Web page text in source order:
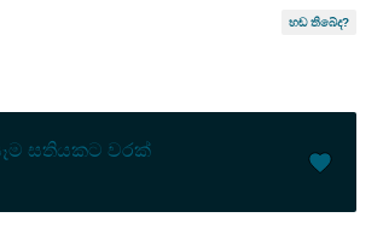
හඬ තිබේද?
සතියකට වරක්